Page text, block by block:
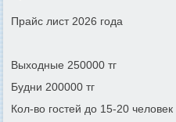
Прайс лист 2026 года
Выходные 250000 тг
Будни 200000 тг
Кол-во гостей до 15-20 человек